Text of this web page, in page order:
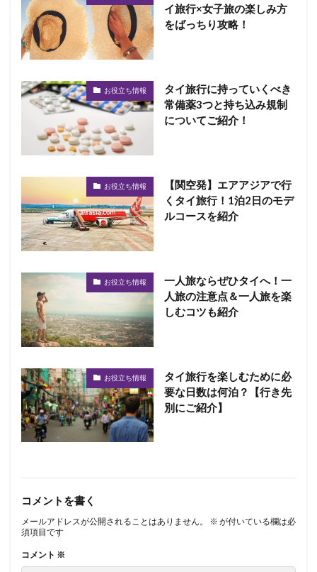
イ旅行×女子旅の楽しみ方
をばっちり攻略！
お役立ち情報
タイ旅行に持っていくべき
常備薬3つと持ち込み規制
についてご紹介！
お役立ち情報
【関空発】エアアジアで行
くタイ旅行！1泊2日のモデ
ルコースを紹介
お役立ち情報
一人旅ならぜひタイへ！一
人旅の注意点＆一人旅を楽
しむコツも紹介
お役立ち情報
タイ旅行を楽しむために必
要な日数は何泊？【行き先
別にご紹介】
コメントを書く
メールアドレスが公開されることはありません。 ※ が付いている欄は必
須項目です
コメント ※